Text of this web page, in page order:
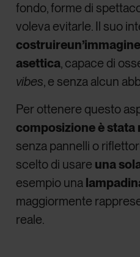
fondo, forme di
voleva evitarle. Il suo
costruire
asettica, capace di
vibes, e senza alcun
Per ottenere questo
composizione è
senza pannelli o
scelto di usare una
esempio una
maggiormente
reale.